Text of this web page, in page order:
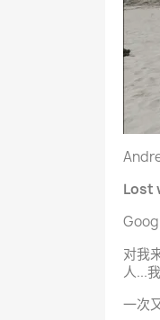
Lost
对我
人...
一次